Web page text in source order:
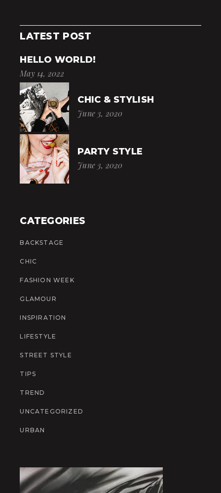
LATEST POST
HELLO WORLD!
May 14, 2022
CHIC & STYLISH
June 3, 2020
PARTY STYLE
June 3, 2020
CATEGORIES
BACKSTAGE
CHIC
FASHION WEEK
GLAMOUR
INSPIRATION
LIFESTYLE
STREET STYLE
TIPS
TREND
UNCATEGORIZED
URBAN